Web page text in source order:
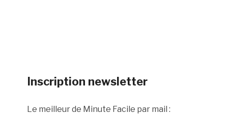
Inscription newsletter
Le meilleur de Minute Facile par mail :